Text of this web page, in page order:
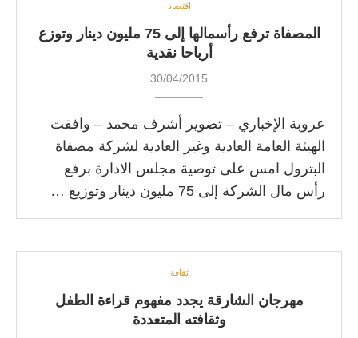
اقتصاد
المصفاة ترفع رأسمالها إلى 75 مليون دينار وتوزع
أرباحا نقدية
30/04/2015
عروبة الإخباري – تصوير أشرف محمد – وافقت
الهيئة العامة العادية وغير العادية لشركة مصفاة
البترول امس على توصية مجلس الادارة برفع
رأس مال الشركة إلى 75 مليون دينار وتوزيع …
ثقافة
مهرجان الشارقة يجدد مفهوم قراءة الطفل
وثقافته المتعددة